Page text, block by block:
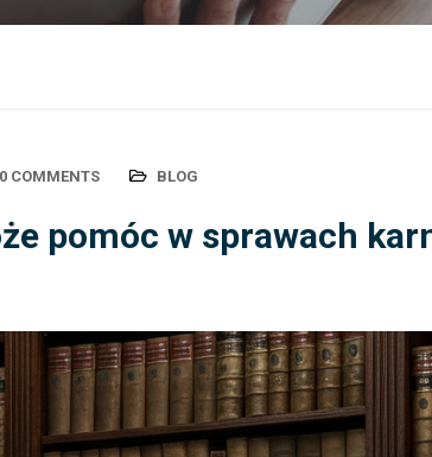
0 COMMENTS BLOG
pomóc w sprawach